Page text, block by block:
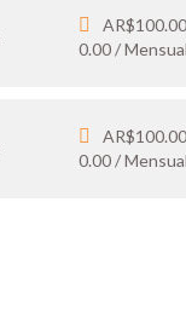
0.00 / Mensual
0.00 / Mensual